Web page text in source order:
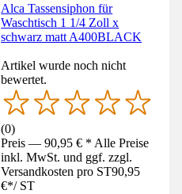
Alca Tassensiphon für
Waschtisch 1 1/4 Zoll x
schwarz matt A400BLACK
Artikel wurde noch nicht
bewertet.
(0)
Preis — 90,95 € * Alle Preise
inkl. MwSt. und ggf. zzgl.
Versandkosten pro ST90,95
€*/ ST